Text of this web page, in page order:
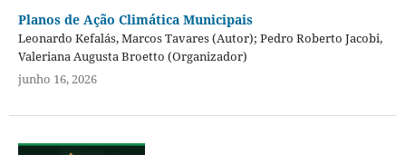
Planos de Ação Climática Municipais
Leonardo Kefalás, Marcos Tavares (Autor); Pedro Roberto Jacobi,
Valeriana Augusta Broetto (Organizador)
junho 16, 2026